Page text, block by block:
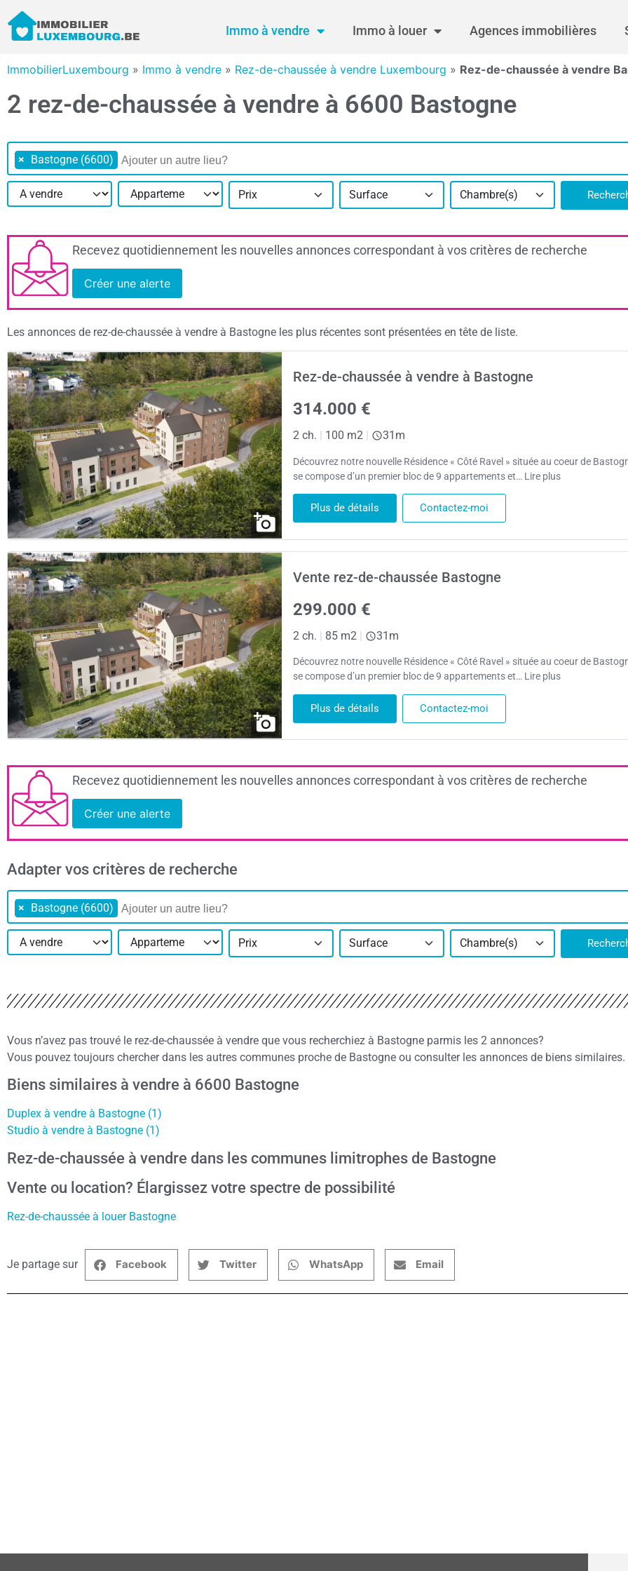
Immo à vendre Immo à louer Agences immobilières
ImmobilierLuxembourg » Immo à vendre » Rez-de-chaussée à vendre Luxembourg » Rez-de-chaussée à vendre
2 rez-de-chaussée à vendre à 6600 Bastogne
× Bastogne (6600)
Prix Surface Chambre(s)
Recevez quotidiennement les nouvelles annonces correspondant à vos critères de recherche
Créer une alerte
Les annonces de rez-de-chaussée à vendre à Bastogne les plus récentes sont présentées en tête de liste.
Rez-de-chaussée à vendre à Bastogne
314.000 €
2 ch. 100 m2 31m
Découvrez notre nouvelle Résidence « Côté Ravel » située au coeur de
se compose d’un premier bloc de 9 appartements et… Lire plus
Plus de détails Contactez-moi
Vente rez-de-chaussée Bastogne
299.000 €
2 ch. | 85 m2 | 31m
Découvrez notre nouvelle Résidence « Côté Ravel » située au coeur de
se compose d’un premier bloc de 9 appartements et… Lire plus
Plus de détails Contactez-moi
Recevez quotidiennement les nouvelles annonces correspondant à vos critères de recherche
Créer une alerte
Adapter vos critères de recherche
× Bastogne (6600)
Prix Surface Chambre(s)
Vous n’avez pas trouvé le rez-de-chaussée à vendre que vous recherchiez à Bastogne parmis les 2 annonces?
Vous pouvez toujours chercher dans les autres communes proche de Bastogne ou consulter les annonces de biens similaires.
Biens similaires à vendre à 6600 Bastogne
Duplex à vendre à Bastogne (1)
Studio à vendre à Bastogne (1)
Rez-de-chaussée à vendre dans les communes limitrophes de Bastogne
Vente ou location? Élargissez votre spectre de possibilité
Rez-de-chaussée à louer Bastogne
Je partage sur Facebook Twitter WhatsApp Email